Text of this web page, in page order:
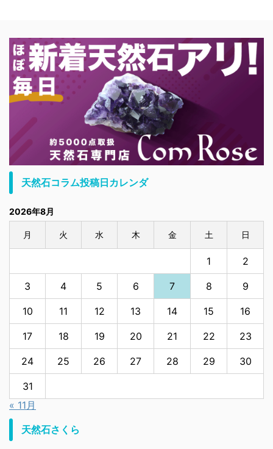
天然石コラム投稿日カレンダ
2026年8月
月 火 水 木 金 土 日
1 2
3 4 5 6 7 8 9
10 11 12 13 14 15 16
17 18 19 20 21 22 23
24 25 26 27 28 29 30
31
« 11月
天然石さくら